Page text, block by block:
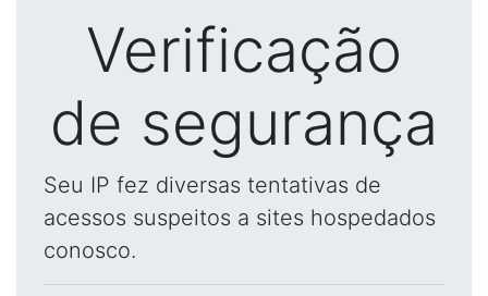
Verificação
de segurança
Seu IP fez diversas tentativas de
acessos suspeitos a sites hospedados
conosco.